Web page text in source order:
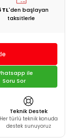
TL'den başlayan
taksitlerle
ile
Soru Sor
Teknik Destek
Her türlü teknik konuda
destek sunuyoruz